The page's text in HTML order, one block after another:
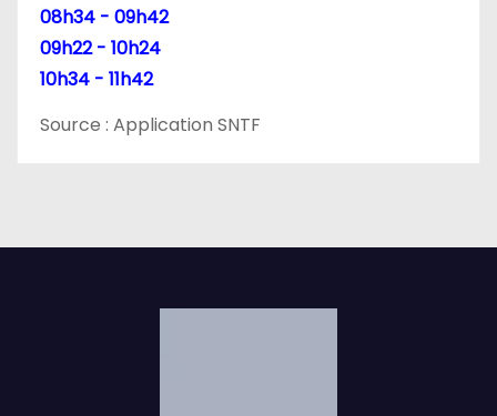
08h34 - 09h42
09h22 - 10h24
10h34 - 11h42
Source : Application SNTF